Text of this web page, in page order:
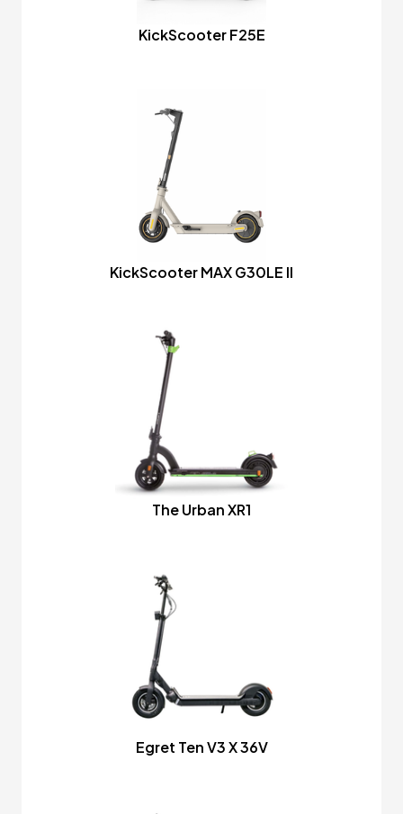
KickScooter F25E
KickScooter MAX G30LE II
The Urban XR1
Egret Ten V3 X 36V